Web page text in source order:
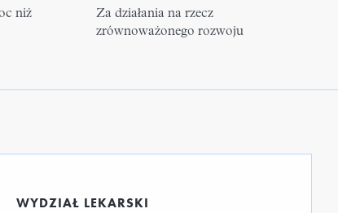
niż
Za działania na rzecz
zrównoważonego rozwoju
WYDZIAŁ LEKARSKI